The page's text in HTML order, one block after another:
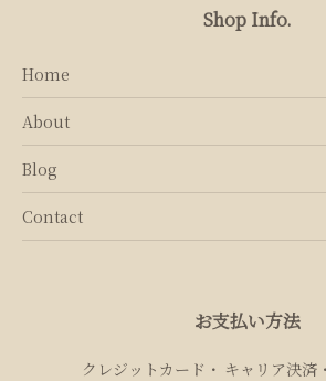
Shop Info.
Home
About
Blog
Contact
お支払い方法
クレジットカード キャリア決済